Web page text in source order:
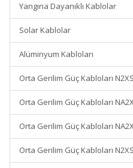
Yangına Dayanıklı Kablolar
Solar Kablolar
Alüminyum Kabloları
Orta Gerilim Güç Kabloları
Orta Gerilim Güç Kabloları
Orta Gerilim Güç Kabloları
Orta Gerilim Güç Kabloları